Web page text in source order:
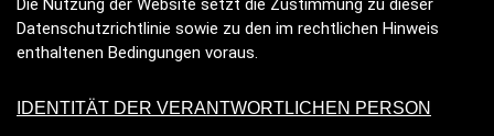
Die Nutzung der Website setzt die Zustimmung zu dieser
Datenschutzrichtlinie sowie zu den im rechtlichen Hinweis
enthaltenen Bedingungen voraus.
IDENTITÄT DER VERANTWORTLICHEN PERSON